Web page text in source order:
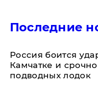
Последние
Россия боится
Камчатке и
подводных лодок